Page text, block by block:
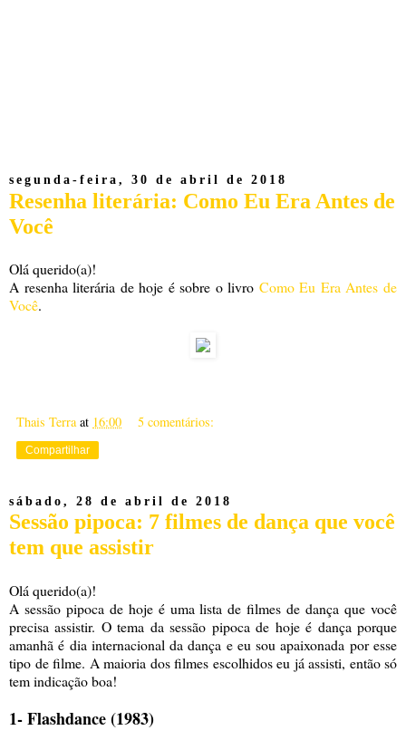
segunda-feira, 30 de abril de 2018
Resenha literária: Como Eu Era Antes de
Você
Olá querido(a)!
A resenha literária de hoje é sobre o livro Como Eu Era Antes de
Você.
Thais Terra at 16:00 5 comentários:
Compartilhar
sábado, 28 de abril de 2018
Sessão pipoca: 7 filmes de dança que você
tem que assistir
Olá querido(a)!
A sessão pipoca de hoje é uma lista de filmes de dança que você
precisa assistir. O tema da sessão pipoca de hoje é dança porque
amanhã é dia internacional da dança e eu sou apaixonada por esse
tipo de filme. A maioria dos filmes escolhidos eu já assisti, então só
tem indicação boa!
1- Flashdance (1983)